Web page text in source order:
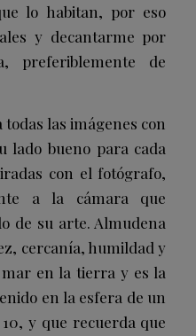
lo habitan, por eso
y decantarme por
preferiblemente de
las imágenes con
lado bueno para cada
con el fotógrafo,
a la cámara que
de su arte. Almudena
cercanía, humildad y
en la tierra y es la
en la esfera de un
y que recuerda que